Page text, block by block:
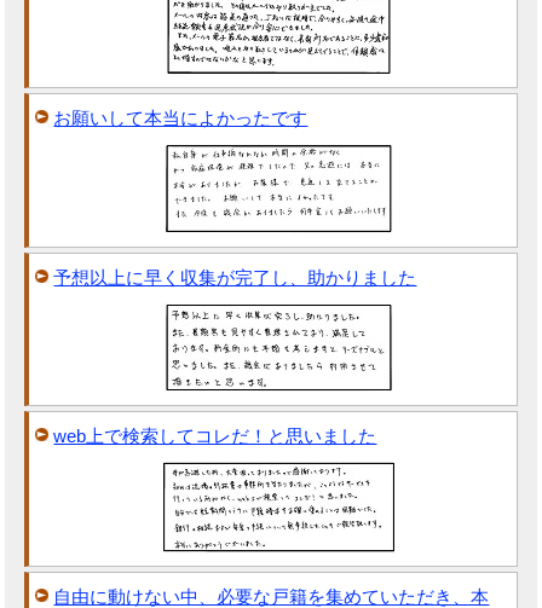
お願いして本当によかったです
予想以上に早く収集が完了し、助かりました
web上で検索してコレだ！と思いました
自由に動けない中、必要な戸籍を集めていただき、本